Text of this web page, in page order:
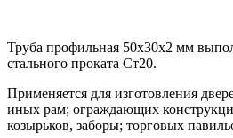
Труба профильная 50х30х2 мм
стального проката Ст20.
Применяется для изготовления
иных рам; ограждающих
козырьков, заборы; торговых